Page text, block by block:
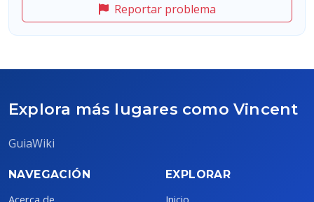
Reportar problema
Explora más lugares como Vincent
GuiaWiki
NAVEGACIÓN
Acerca de
EXPLORAR
Inicio